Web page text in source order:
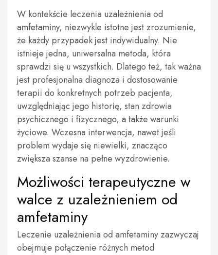
W kontekście leczenia uzależnienia od
amfetaminy, niezwykle istotne jest zrozumienie,
że każdy przypadek jest indywidualny. Nie
istnieje jedna, uniwersalna metoda, która
sprawdzi się u wszystkich. Dlatego też, tak ważna
jest profesjonalna diagnoza i dostosowanie
terapii do konkretnych potrzeb pacjenta,
uwzględniając jego historię, stan zdrowia
psychicznego i fizycznego, a także warunki
życiowe. Wczesna interwencja, nawet jeśli
problem wydaje się niewielki, znacząco
zwiększa szanse na pełne wyzdrowienie.
Możliwości terapeutyczne w
walce z uzależnieniem od
amfetaminy
Leczenie uzależnienia od amfetaminy zazwyczaj
obejmuje połączenie różnych metod